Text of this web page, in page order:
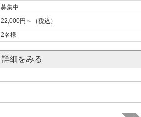
募集中
22,000円～（税込）
2名様
詳細をみる